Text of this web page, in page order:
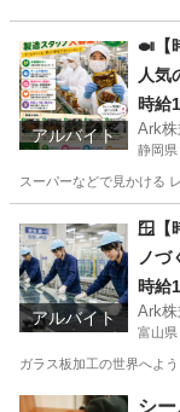
アルバイト
🍛【
人気
時給
Ark
静岡
スーパーなどで見かける
工場
アルバイト
🪟【
ノづ
時給
Ark
富山
ガラス板加工の世界へよ
富山 砺波市 工場
シー